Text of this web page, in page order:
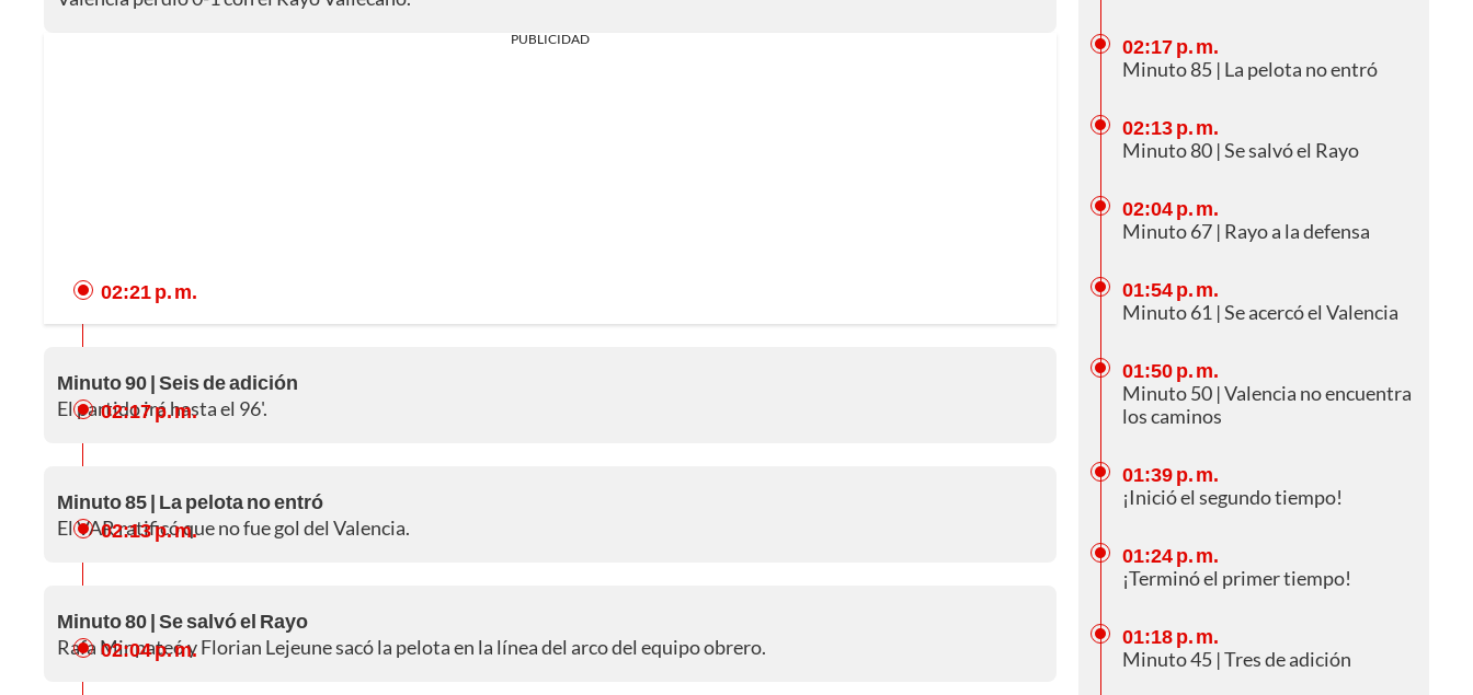
PUBLICIDAD
02:21 p. m.
Minuto 90 | Seis de adición
El partido irá hasta el 96'.
02:17 p. m.
Minuto 85 | La pelota no entró
El VAR ratificó que no fue gol del Valencia.
02:13 p. m.
Minuto 80 | Se salvó el Rayo
Rafa Mir pateó y Florian Lejeune sacó la pelota en la línea del arco del equipo obrero.
02:04 p. m.
02:17 p. m.
Minuto 85 | La pelota no entró
02:13 p. m.
Minuto 80 | Se salvó el Rayo
02:04 p. m.
Minuto 67 | Rayo a la defensa
01:54 p. m.
Minuto 61 | Se acercó el Valencia
01:50 p. m.
Minuto 50 | Valencia no encuentra
los caminos
01:39 p. m.
¡Inició el segundo tiempo!
01:24 p. m.
¡Terminó el primer tiempo!
01:18 p. m.
Minuto 45 | Tres de adición